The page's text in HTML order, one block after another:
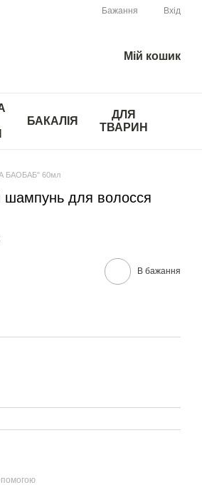
Бажання Вхід
Мій кошик
БАКАЛІЯ
ДЛЯ
ТВАРИН
БАОБАБ" 60мл
шампунь для волосся
В бажання